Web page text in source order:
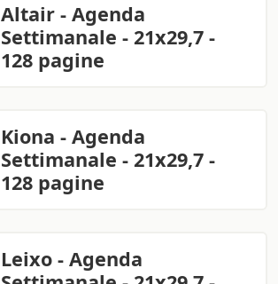
Altair - Agenda
Settimanale - 21x29,7 -
128 pagine
Kiona - Agenda
Settimanale - 21x29,7 -
128 pagine
Leixo - Agenda